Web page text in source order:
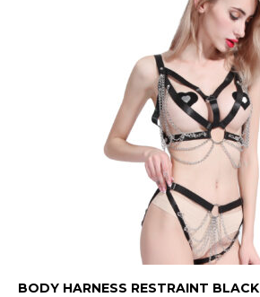
BODY HARNESS RESTRAINT BLACK